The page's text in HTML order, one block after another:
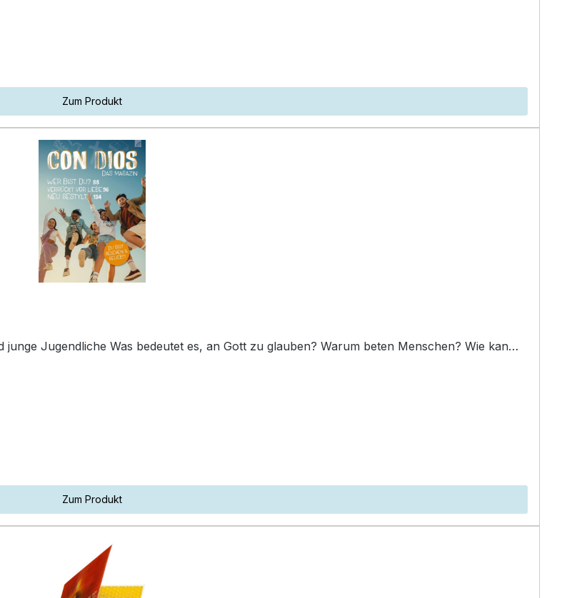
Zum Produkt
Con Dios - Das Magazin Das Konfi-Magazin - Für Teenager und junge Jugendliche Was bedeutet es, an Gott zu glauben? Warum beten Menschen? Wie kan…
Zum Produkt